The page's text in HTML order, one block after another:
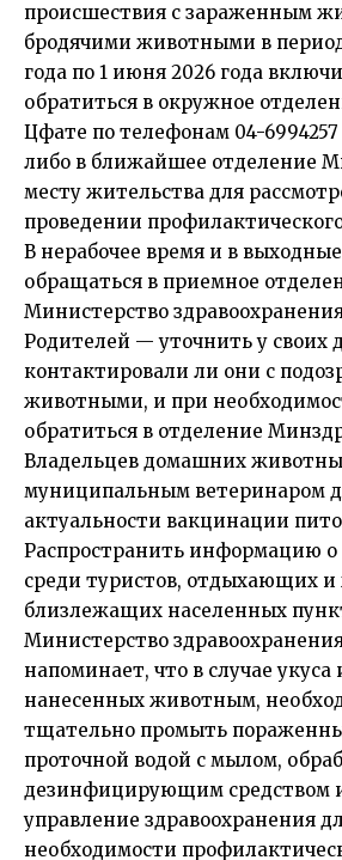
происшествия с зараженным
бродячими животными в период
года по 1 июня 2026 года
обратиться в окружное
Цфате по телефонам 04-
либо в ближайшее отделение
месту жительства для
проведении
В нерабочее время и в
обращаться в приемное
Министерство
Родителей — уточнить у своих
контактировали ли они с
животными, и при
обратиться в отделение
Владельцев домашних
муниципальным ветеринаром
актуальности вакцинации
Распространить информацию
среди туристов, отдыхающих
близлежащих населенных
Министерство
напоминает, что в случае
нанесенных животным,
тщательно промыть
проточной водой с мылом,
дезинфицирующим средством
управление здравоохранения
необходимости